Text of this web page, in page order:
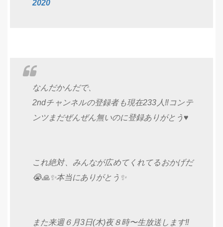
2020
なんだかんだで、
2ndチャンネルの登録者も現在233人‼️コンテ
ンツまだぜんぜん無いのに登録ありがとう♥️
これ絶対、みんなが広めてくれてるおかげだ
😭🙏✨本当にありがとう✨
また来週６月3日(木)夜８時〜生放送します‼️